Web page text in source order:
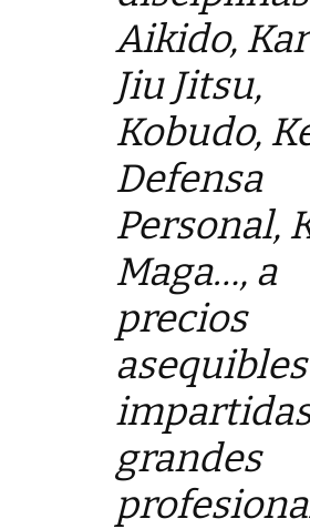
Aikido,
Jiu Jitsu,
Kobudo,
Defensa
Personal,
Maga…, a
precios
grandes